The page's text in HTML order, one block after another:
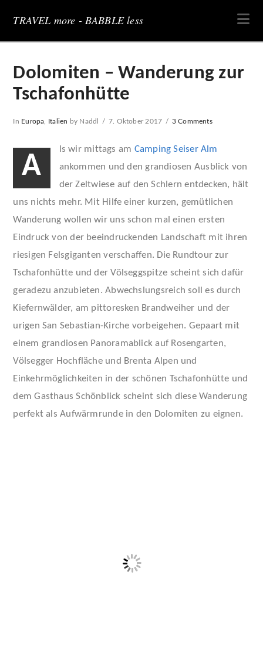
TRAVEL more - BABBLE less
Dolomiten – Wanderung zur
Tschafonhütte
In Europa Italien by Naddl 7. Oktober 2017 3 Comments
A
ls wir mittags am Camping Seiser Alm
ankommen und den grandiosen Ausblick von
der Zeltwiese auf den Schlern entdecken, hält
uns nichts mehr. Mit Hilfe einer kurzen, gemütlichen
Wanderung wollen wir uns schon mal einen ersten
Eindruck von der beeindruckenden Landschaft mit ihren
riesigen Felsgiganten verschaffen. Die Rundtour zur
Tschafonhütte und der Völseggspitze scheint sich dafür
geradezu anzubieten. Abwechslungsreich soll es durch
Kiefernwälder, am pittoresken Brandweiher und der
urigen San Sebastian-Kirche vorbeigehen. Gepaart mit
einem grandiosen Panoramablick auf Rosengarten,
Völsegger Hochfläche und Brenta Alpen und
Einkehrmöglichkeiten in der schönen Tschafonhütte und
dem Gasthaus Schönblick scheint sich diese Wanderung
perfekt als Aufwärmrunde in den Dolomiten zu eignen.